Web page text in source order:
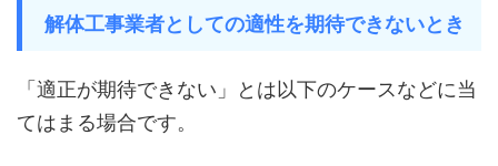
解体工事業者としての適性を期待できないとき
「適正が期待できない」とは以下のケースなどに当
てはまる場合です。